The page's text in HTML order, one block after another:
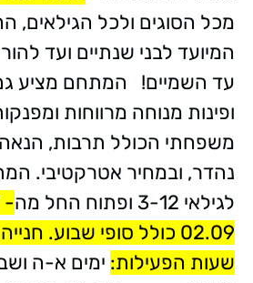
מכל הסוגים ולכל הגילאים,
המיועד לבני שנתיים ועד
עד השמיים! המתחם מציע גם
ופינות מנוחה מרווחות
משפחתי הכולל תרבות,
נהדר, ובמחיר אטרקטיבי.
לגילאי 3-12 ופתוח החל מה
02.09 כולל סופי שבוע. חנייה בשפע חינם!
שעות הפעילות: